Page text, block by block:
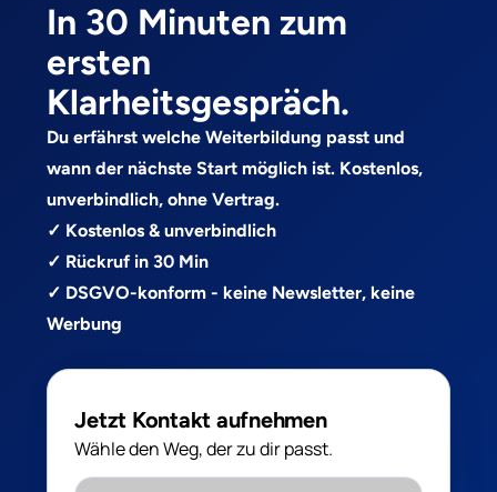
In 30 Minuten zum
ersten
Klarheitsgespräch.
Du erfährst welche Weiterbildung passt und
wann der nächste Start möglich ist. Kostenlos,
unverbindlich, ohne Vertrag.
✓ Kostenlos & unverbindlich
✓ Rückruf in 30 Min
✓ DSGVO-konform - keine Newsletter, keine
Werbung
Jetzt Kontakt aufnehmen
Wähle den Weg, der zu dir passt.